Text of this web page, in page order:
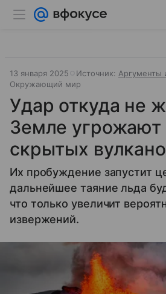
13 января 2025 Источник: Аргументы
Окружающий мир
Удар откуда не
Земле угрожают
скрытых
Их пробуждение запустит
дальнейшее таяние льда
что только увеличит
извержений.